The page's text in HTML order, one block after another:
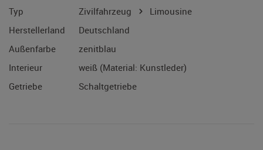
Typ
Zivilfahrzeug
Limousine
Herstellerland
Deutschland
Außenfarbe
zenitblau
Interieur
weiß (Material: Kunstleder)
Getriebe
Schaltgetriebe